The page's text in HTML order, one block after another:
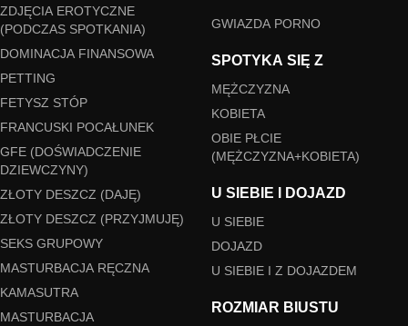
ZDJĘCIA EROTYCZNE
(PODCZAS SPOTKANIA)
DOMINACJA FINANSOWA
PETTING
FETYSZ STÓP
FRANCUSKI POCAŁUNEK
GFE (DOŚWIADCZENIE
DZIEWCZYNY)
ZŁOTY DESZCZ (DAJĘ)
ZŁOTY DESZCZ (PRZYJMUJĘ)
SEKS GRUPOWY
MASTURBACJA RĘCZNA
KAMASUTRA
MASTURBACJA
GWIAZDA PORNO
SPOTYKA SIĘ Z
MĘŻCZYZNA
KOBIETA
OBIE PŁCIE
(MĘŻCZYZNA+KOBIETA)
U SIEBIE I DOJAZD
U SIEBIE
DOJAZD
U SIEBIE I Z DOJAZDEM
ROZMIAR BIUSTU